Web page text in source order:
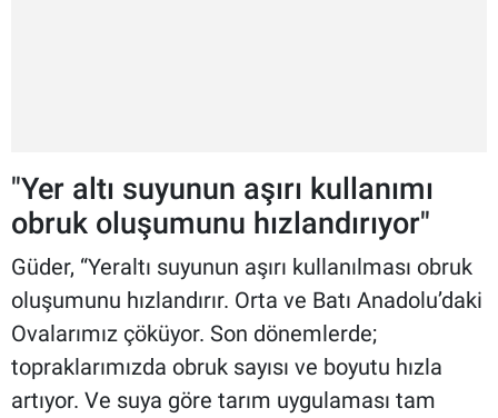
"Yer altı suyunun aşırı kullanımı
obruk oluşumunu hızlandırıyor"
Güder, “Yeraltı suyunun aşırı kullanılması obruk
oluşumunu hızlandırır. Orta ve Batı Anadolu’daki
Ovalarımız çöküyor. Son dönemlerde;
topraklarımızda obruk sayısı ve boyutu hızla
artıyor. Ve suya göre tarım uygulaması tam